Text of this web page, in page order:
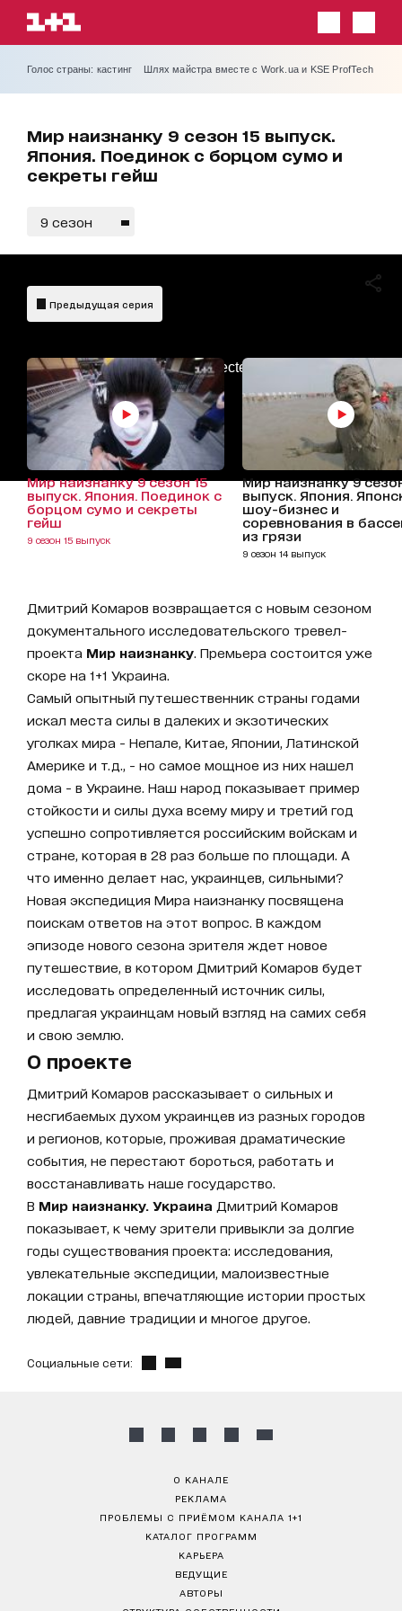
Голос страны: кастинг Шлях майстра вместе с Work.ua и KSE ProfTech
Мир наизнанку 9 сезон 15 выпуск.
Япония. Поединок с борцом сумо и
секреты гейш
9 сезон
AdBlockDetected!
Предыдущая серия
Мир наизнанку 9 сезон 15
выпуск. Япония. Поединок с
борцом сумо и секреты
гейш
9 сезон 15 выпуск
Мир наизнанку 9
выпуск. Япония.
шоу-бизнес и
соревнования в
из грязи
9 сезон 14 выпуск
Дмитрий Комаров возвращается с новым сезоном
документального исследовательского тревел-
проекта Мир наизнанку . Премьера состоится уже
скоре на 1+1 Украина.
Самый опытный путешественник страны годами
искал места силы в далеких и экзотических
уголках мира - Непале, Китае, Японии, Латинской
Америке и т.д., - но самое мощное из них нашел
дома - в Украине. Наш народ показывает пример
стойкости и силы духа всему миру и третий год
успешно сопротивляется российским войскам и
стране, которая в 28 раз больше по площади. А
что именно делает нас, украинцев, сильными?
Новая экспедиция Мира наизнанку посвящена
поискам ответов на этот вопрос. В каждом
эпизоде нового сезона зрителя ждет новое
путешествие, в котором Дмитрий Комаров будет
исследовать определенный источник силы,
предлагая украинцам новый взгляд на самих себя
и свою землю.
О проекте
Дмитрий Комаров рассказывает о сильных и
несгибаемых духом украинцев из разных городов
и регионов, которые, проживая драматические
события, не перестают бороться, работать и
восстанавливать наше государство.
В Мир наизнанку. Украина Дмитрий Комаров
показывает, к чему зрители привыкли за долгие
годы существования проекта: исследования,
увлекательные экспедиции, малоизвестные
локации страны, впечатляющие истории простых
людей, давние традиции и многое другое.
Социальные сети:
О КАНАЛЕ
РЕКЛАМА
ПРОБЛЕМЫ С ПРИЁМОМ КАНАЛА 1+1
КАТАЛОГ ПРОГРАММ
КАРЬЕРА
ВЕДУЩИЕ
АВТОРЫ